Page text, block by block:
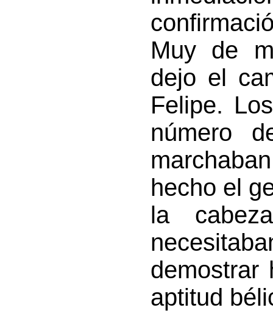
Muy de
dejo el
Felipe.
número
hecho el
la
demostrar
aptitud